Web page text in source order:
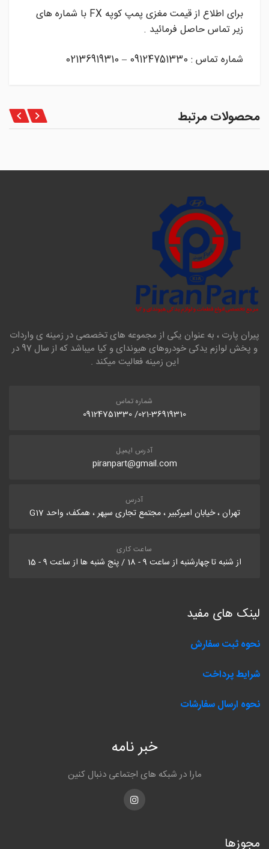
برای اطلاع از قیمت مغزی پمپ کوپه FX با شماره های
زیر تماس حاصل فرمائید .
شماره تماس : 09124751330 – 02136919310
محصولات مرتبط
پیران پارت ، به عنوان یکی از مجموعه های تخصصی در زمینه ی واردات
و پخش لوازم یدکی خودروهای هیوندای و کیا میباشد که از سال 97 در
این زمینه فعالیت میکند .
شماره تماس
021-36919310/ 09124751330
آدرس ایمیل
piranpart@gmail.com
آدرس
تهران ، خیابان امیرکبیر ، مجتمع تجاری سپهر ، همکف، واحد G17
ساعت کاری
از شنبه تا چهارشنبه از ساعت 9 - 18 / پنج شنبه ها از ساعت 9 - 15
لینک های مفید
نحوه ثبت سفارش
شرایط پرداخت
نحوه ارسال سفارشات
خبر نامه
مارا در شبکه های اجتماعی دنبال کنین
Instagram
مجوزها